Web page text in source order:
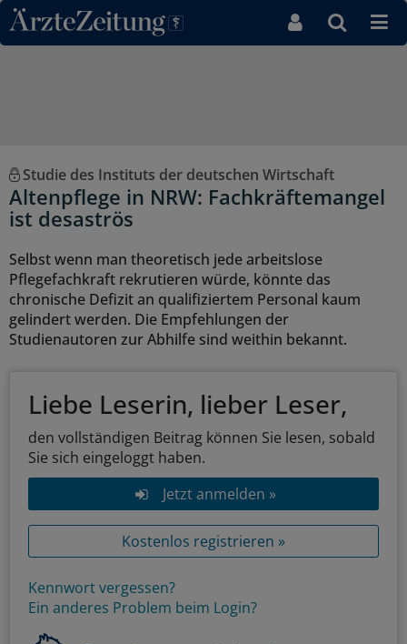
Direkt zum Inhaltsbereich
Studie des Instituts der deutschen Wirtschaft
Altenpflege in NRW: Fachkräftemangel
ist desaströs
Selbst wenn man theoretisch jede arbeitslose
Pflegefachkraft rekrutieren würde, könnte das
chronische Defizit an qualifiziertem Personal kaum
gelindert werden. Die Empfehlungen der
Studienautoren zur Abhilfe sind weithin bekannt.
Liebe Leserin, lieber Leser,
den vollständigen Beitrag können Sie lesen, sobald
Sie sich eingeloggt haben.
Jetzt anmelden »
Kostenlos registrieren »
Kennwort vergessen?
Ein anderes Problem beim Login?